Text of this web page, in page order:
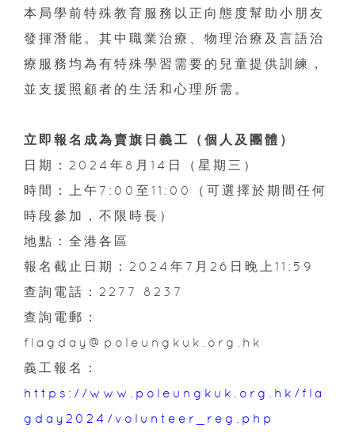
本局學前特殊教育服務以正向態度幫助小朋友
發揮潛能。其中職業治療、物理治療及言語治
療服務均為有特殊學習需要的兒童提供訓練，
並支援照顧者的生活和心理所需。
立即報名成為賣旗日義工（個人及團體）
日期：2024年8月14日（星期三）
時間：上午7:00至11:00（可選擇於期間任何
時段參加，不限時長）
地點：全港各區
報名截止日期：2024年7月26日晚上11:59
查詢電話：2277 8237
查詢電郵：
flagday@poleungkuk.org.hk
義工報名：
https://www.poleungkuk.org.hk/fla
gday2024/volunteer_reg.php